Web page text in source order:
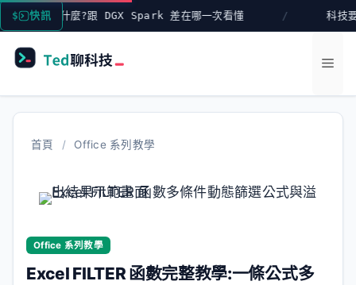
跳
至
快訊
麼?跟 DGX Spark 差在哪一次看懂 科技要聞彙整
選
單
首頁 / Office 系列教學
Office 系列教學
Excel FILTER 函數完整教學:一條公式多